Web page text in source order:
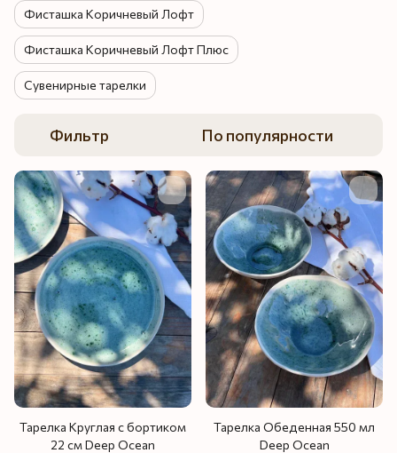
Фисташка Коричневый Лофт
Фисташка Коричневый Лофт Плюс
Сувенирные тарелки
Фильтр По популярности
Тарелка Круглая с бортиком
22 см Deep Ocean
Тарелка Обеденная 550 мл
Deep Ocean